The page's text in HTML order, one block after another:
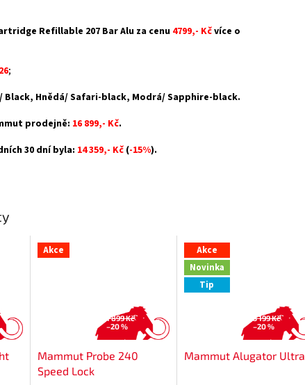
Akce
1 899 Kč
–20 %
Mammut Probe 240
Speed Lock
Akce
Novinka
Tip
3 199 Kč
–20 %
Mammut Alugator Ultra
Refillable 207 Bar Alu za cenu 4799,- Kčvíce o
;
Black, Hnědá/ Safari-black, Modrá/ Sapphire-black.
prodejně: 16 899,- Kč.
30 dní byla: 14 359,- Kč (-15%).